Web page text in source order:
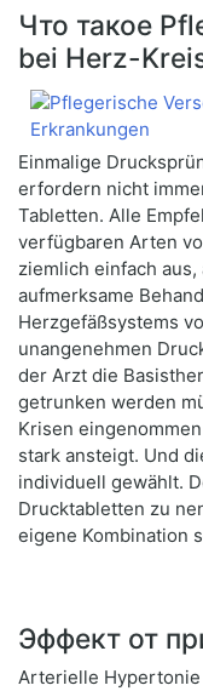
Что такое
bei Herz-
Einmalige
erfordern nicht
Tabletten. Alle
verfügbaren Arten
ziemlich einfach
aufmerksame
Herzgefäßsystems
unangenehmen
der Arzt die
getrunken werden
Krisen
stark ansteigt. Und
individuell gewählt.
Drucktabletten zu
eigene Kombination
Эффект от
Arterielle